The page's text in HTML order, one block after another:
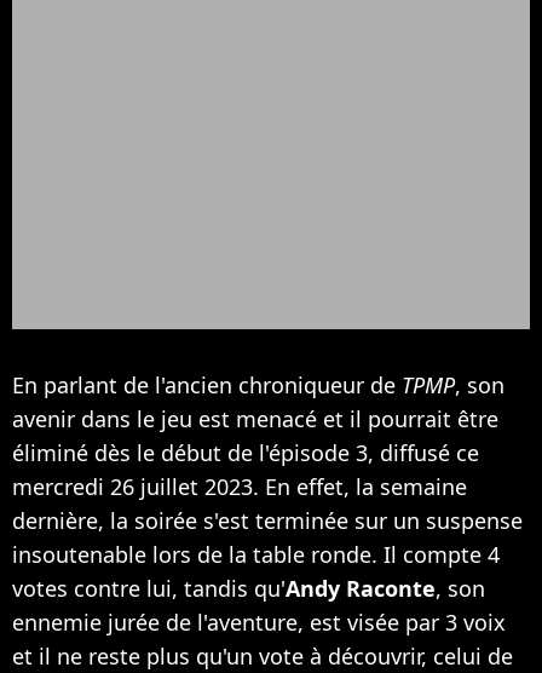
En parlant de l'ancien chroniqueur de TPMP, son
avenir dans le jeu est menacé et il pourrait être
éliminé dès le début de l'épisode 3, diffusé ce
mercredi 26 juillet 2023. En effet, la semaine
dernière, la soirée s'est terminée sur un suspense
insoutenable lors de la table ronde. Il compte 4
votes contre lui, tandis qu'Andy Raconte, son
ennemie jurée de l'aventure, est visée par 3 voix
et il ne reste plus qu'un vote à découvrir, celui de